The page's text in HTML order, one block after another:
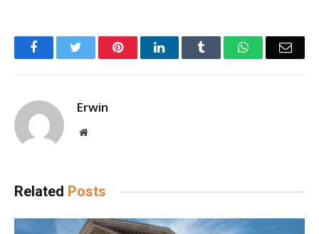
FacebookTwitter PinterestLinkedIn Tumblr WhatsApp
Erwin
Website
Related Posts